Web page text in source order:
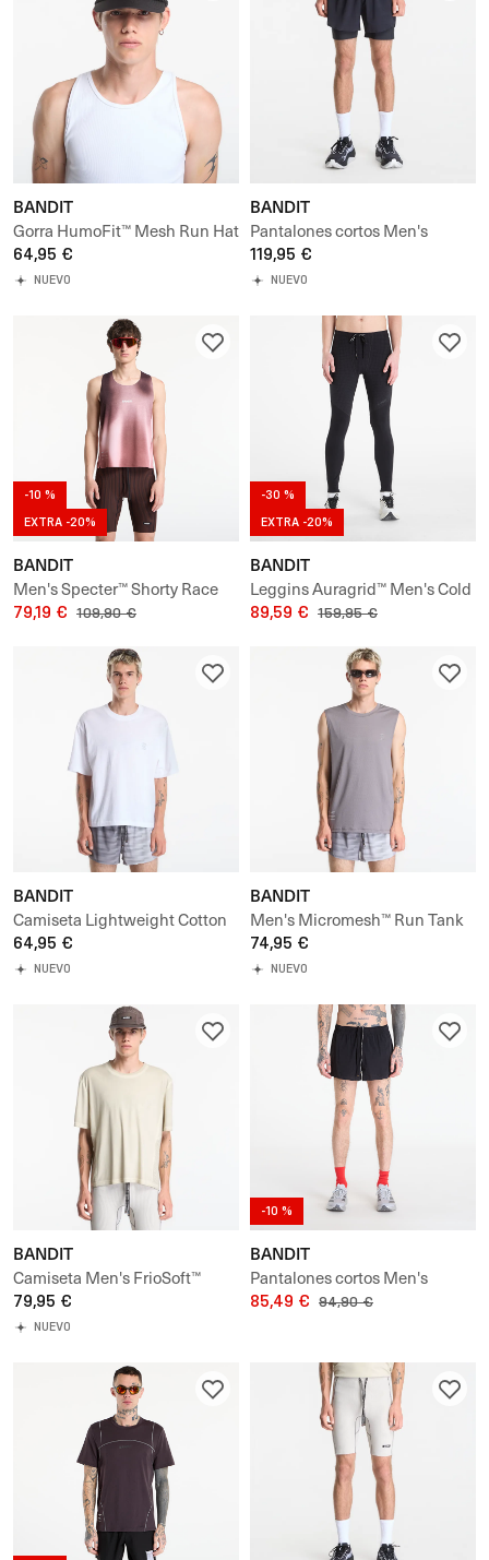
BANDIT
Gorra HumoFit™ Mesh Run Hat
64,95 €
NUEVO
BANDIT
Pantalones cortos Men's
CoolGrid™ 2-in-1 Run Short
119,95 €
NUEVO
-10 %
EXTRA -20%
BANDIT
Men's Specter™ Shorty Race
Singlet
79,19 € 109,90 €
-30 %
EXTRA -20%
BANDIT
Leggins Auragrid™ Men's Cold
Weather Tight
89,59 € 159,95 €
BANDIT
Camiseta Lightweight Cotton
Box Tee
64,95 €
NUEVO
BANDIT
Men's Micromesh™ Run Tank
74,95 €
NUEVO
BANDIT
Camiseta Men's FrioSoft™
Perforated Box Tee
79,95 €
NUEVO
-10 %
BANDIT
Pantalones cortos Men's
Vento™ Next Gen 3" Split Short
85,49 € 94,90 €